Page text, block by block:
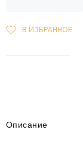
В ИЗБРАННОЕ
Описание